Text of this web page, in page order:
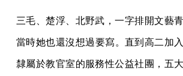
三毛、楚浮、北野武，一字排開文藝
當時她也還沒想過要寫。直到高二加
隸屬於教官室的服務性公益社團，五